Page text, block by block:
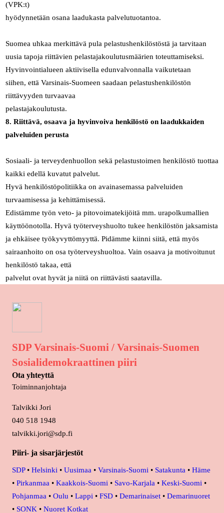
(VPK:t)
hyödynnetään osana laadukasta palvelutuotantoa.
Suomea uhkaa merkittävä pula pelastushenkilöstöstä ja tarvitaan
uusia tapoja riittävien pelastajakoulutusmäärien toteuttamiseksi.
Hyvinvointialueen aktiivisella edunvalvonnalla vaikutetaan
siihen, että Varsinais-Suomeen saadaan pelastushenkilöstön
riittävyyden turvaavaa
pelastajakoulutusta.
8. Riittävä, osaava ja hyvinvoiva henkilöstö on laadukkaiden
palveluiden perusta
Sosiaali- ja terveydenhuollon sekä pelastustoimen henkilöstö tuottaa
kaikki edellä kuvatut palvelut.
Hyvä henkilöstöpolitiikka on avainasemassa palveluiden
turvaamisessa ja kehittämisessä.
Edistämme työn veto- ja pitovoimatekijöitä mm. urapolkumallien
käyttöönotolla. Hyvä työterveyshuolto tukee henkilöstön jaksamista
ja ehkäisee työkyvyttömyyttä. Pidämme kiinni siitä, että myös
sairaanhoito on osa työterveyshuoltoa. Vain osaava ja motivoitunut
henkilöstö takaa, että
palvelut ovat hyvät ja niitä on riittävästi saatavilla.
SDP Varsinais-Suomi / Varsinais-Suomen
Sosialidemokraattinen piiri
Ota yhteyttä
Toiminnanjohtaja
Talvikki Jori
040 518 1948
talvikki.jori@sdp.fi
Piiri- ja sisarjärjestöt
SDP• Helsinki • Uusimaa • Varsinais-Suomi • Satakunta • Häme
• Pirkanmaa • Kaakkois-Suomi • Savo-Karjala • Keski-Suomi •
Pohjanmaa • Oulu • Lappi • FSD • Demarinaiset • Demarinuoret
• SONK • Nuoret Kotkat